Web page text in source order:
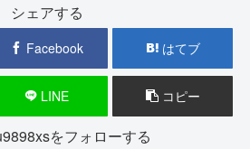
シェアする
Facebook はてブ
LINE コピー
をフォローする